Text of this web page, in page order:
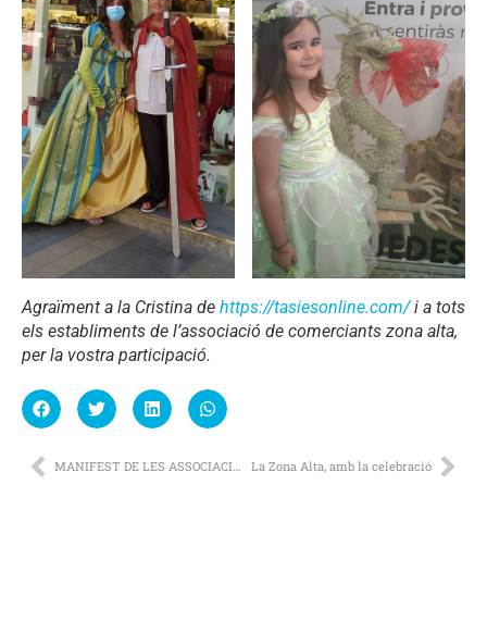
Agraïment a la Cristina de https://tasiesonline.com/i a tots
els establiments de l’associació de comerciants zona alta,
per la vostra participació.
La Zona Alta, amb la celebració